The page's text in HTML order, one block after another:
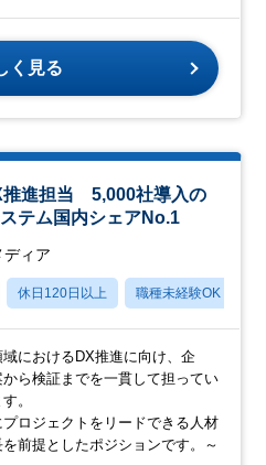
く見る
進担当 5,000社導入の
テム国内シェアNo.1
ディア
休日120日以上 職種未経験OK
域におけるDX推進に向け、企
から検証までを一貫して担ってい
。
プロジェクトをリードできる人材
前提としたポジションです。～